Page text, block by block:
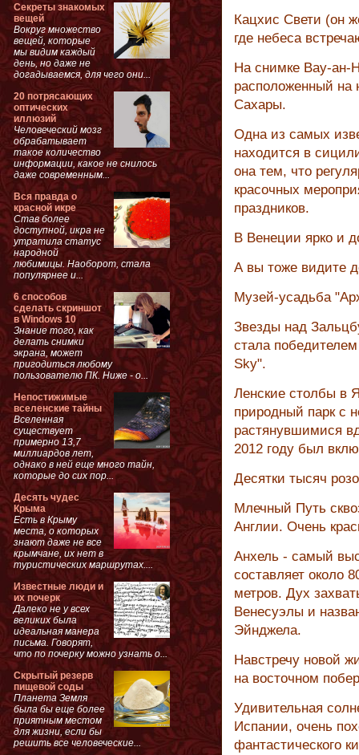
Кацхис Свети (он
где небеса
На снимке Вау-ан-
расположенный на
Сахары.
Одна из самых
находится в
она тем, что
красочных
праздников.
В Венеции ярко и
А вы тоже видите
Музей-усадьба
Звезды над
стала
Sky".
Ленские столбы в
природный парк с
растянувшимися
2012 году был
Десятки тысяч
Млечный Путь
Англии. Очень
Анхель - самый
составляет около
метров. Дух
Венесуэлы и
Эйнджела.
Навстречу новой
на восточном
Удивительная
Испании, очень
фантастического
Секреты знакомых
вещей
Вокруг множество
вещей, которые
мы видим каждый
день, но даже не
догадываемся, для чего они...
20 потрясающих
оптических
иллюзий
Человеческий мозг
обрабатывает
такое количество
информации, какое не снилось
даже современным...
Вся правда о
красной икре
Став более
доступной, икра не
утратила статус
народной
любимицы. Наоборот, стала
популярнее и...
6 способов
сделать скриншот
в Windows 10
Знание того, как
делать снимки
экрана, может
пригодиться любому
пользователю ПК. Ниже - о...
Непостижимые
вселенские тайны
Вселенная
существует
примерно 13,7
миллиардов лет,
однако в ней еще много тайн,
которые до сих пор...
Десять чудес
Крыма
Есть в Крыму
места, о которых
знают даже не все
крымчане, их нет в
туристических маршрутах....
Известные люди и
их почерк
Далеко не у всех
великих была
идеальная манера
письма. Говорят,
что по почерку можно узнать о...
Скрытый резерв
пищевой соды
Планета Земля
была бы еще более
приятным местом
для жизни, если бы
решить все человеческие...